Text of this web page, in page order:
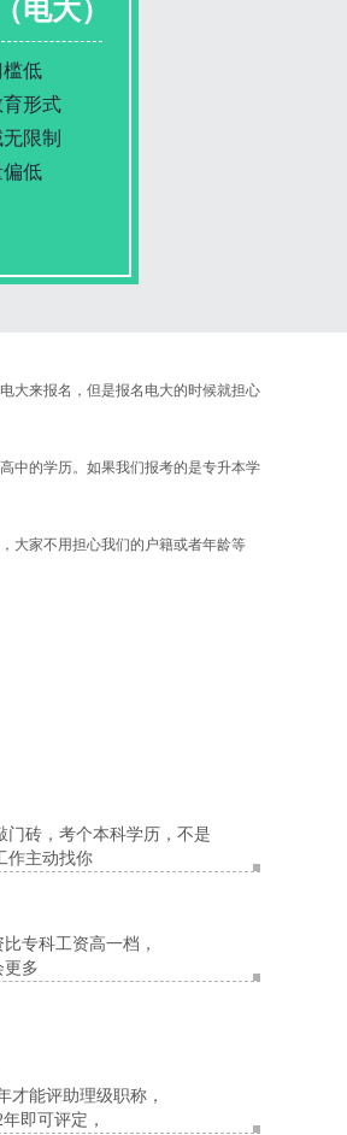
电大）
槛低
形式
限制
低
试
间
大来报名，但是报名电大的时候就担心
中的学历。如果我们报考的是专升本学
大家不用担心我们的户籍或者年龄等
门砖，考个本科学历，不是
作主动找你
专科工资高一档，
更多
才能评助理级职称，
即可评定，